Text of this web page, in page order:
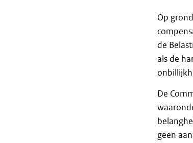
Op
de
als de
De
geen